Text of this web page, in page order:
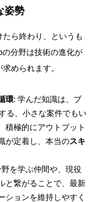
姿勢
ら終わり、というも
分野は技術の進化が
められます。
環: 学んだ知識は、ブ
る、小さな案件でもい
積極的にアウトプット
が定着し、本当のスキ
野を学ぶ仲間や、現役
と繋がることで、最新
ションを維持しやすく